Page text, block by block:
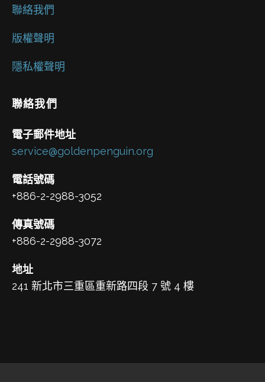
聯絡我們
版權聲明
隱私權聲明
聯絡我們
電子郵件地址
service@goldenpenguin.org
電話號碼
+886-2-2988-3052
傳真號碼
+886-2-2988-3072
地址
241 新北市三重區重新路四段 7 號 4 樓